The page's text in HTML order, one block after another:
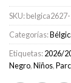
SKU:
Categorías:
Etiquetas:2026/
Negro,Niños,